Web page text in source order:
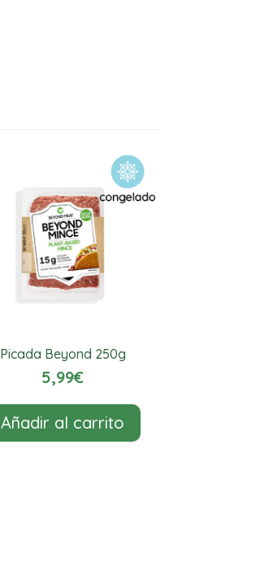
Picada Beyond 250g
5,99€
Añadir al carrito